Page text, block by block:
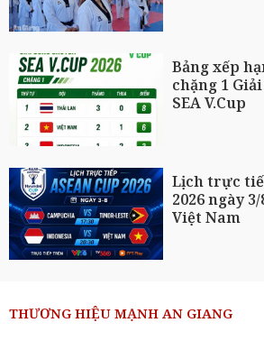
Bảng xếp
chặng 1
SEA V.Cup
Lịch trực
2026 ngày
Việt Nam
THƯƠNG HIỆU MẠNH AN GIANG